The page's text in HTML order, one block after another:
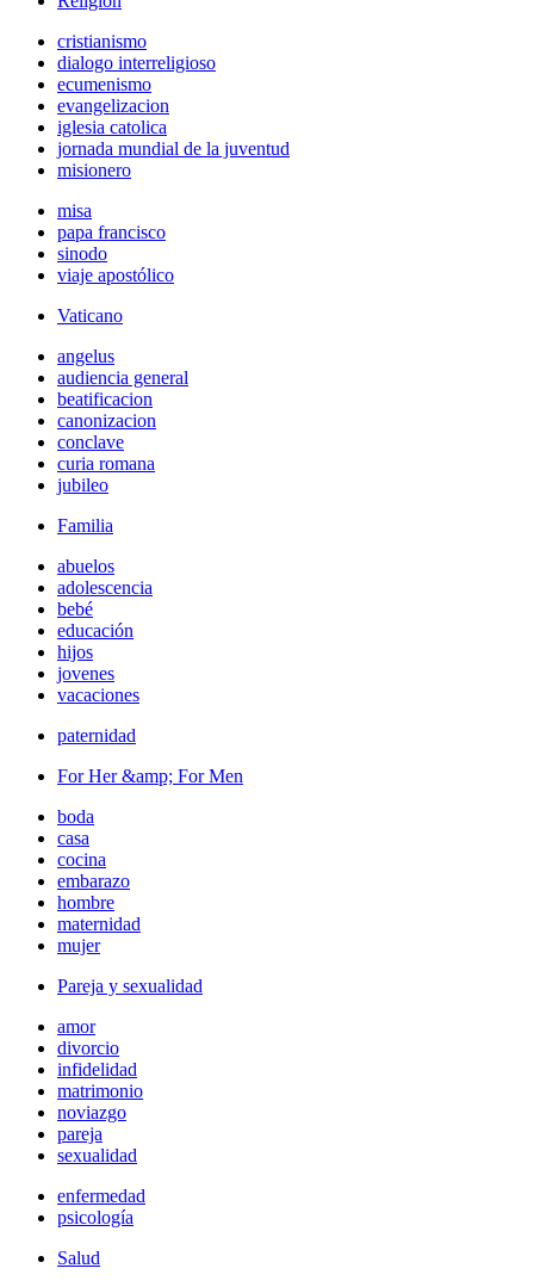
cristianismo
dialogo interreligioso
ecumenismo
evangelizacion
iglesia catolica
jornada mundial de la juventud
misionero
misa
papa francisco
sinodo
viaje apostólico
Vaticano
angelus
audiencia general
beatificacion
canonizacion
conclave
curia romana
jubileo
Familia
abuelos
adolescencia
bebé
educación
hijos
jovenes
vacaciones
paternidad
For Her &amp; For Men
boda
casa
cocina
embarazo
hombre
maternidad
mujer
Pareja y sexualidad
amor
divorcio
infidelidad
matrimonio
noviazgo
pareja
sexualidad
enfermedad
psicología
Salud